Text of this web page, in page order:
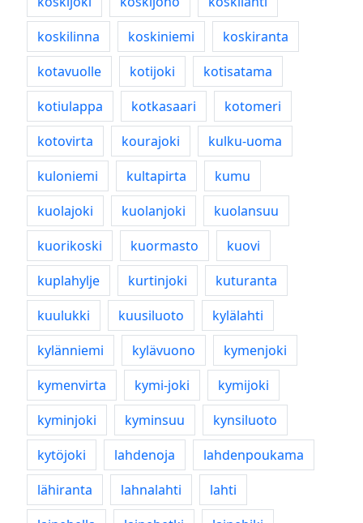
koskilinna
koskiniemi
koskiranta
kotavuolle
kotijoki
kotisatama
kotiulappa
kotkasaari
kotomeri
kotovirta
kourajoki
kulku-uoma
kuloniemi
kultapirta
kumu
kuolajoki
kuolanjoki
kuolansuu
kuorikoski
kuormasto
kuovi
kuplahylje
kurtinjoki
kuturanta
kuulukki
kuusiluoto
kylälahti
kylänniemi
kylävuono
kymenjoki
kymenvirta
kymi-joki
kymijoki
kyminjoki
kyminsuu
kynsiluoto
kytöjoki
lahdenoja
lahdenpoukama
lähiranta
lahnalahti
lahti